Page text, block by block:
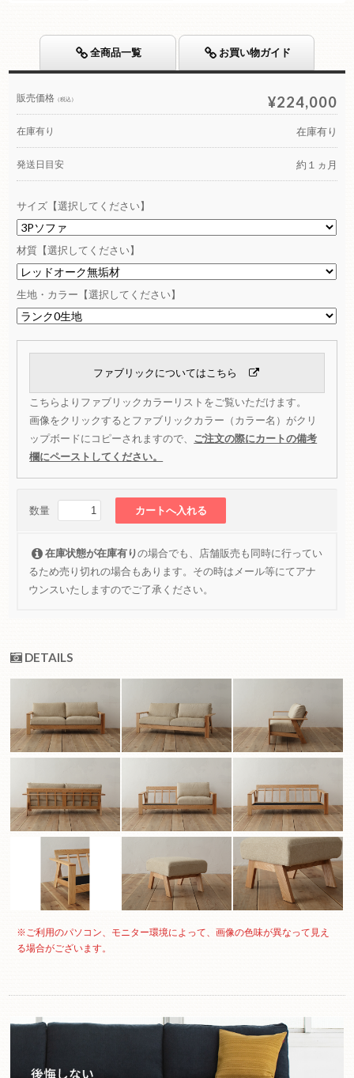
全商品一覧 お買い物ガイド
販売価格 （税込） ¥224,000
在庫有り 在庫有り
発送日目安 約１ヵ月
サイズ【選択してください】
材質【選択してください】
生地・カラー【選択してください】
ファブリックについてはこちら
こちらよりファブリックカラーリストをご覧いただけます。
画像をクリックするとファブリックカラー（カラー名）がクリ
ップボードにコピーされますので、 ご注文の際にカートの備考
欄にペーストしてください。
数量
在庫状態が在庫有りの場合でも、店舗販売も同時に行ってい
るため売り切れの場合もあります。その時はメール等にてアナ
ウンスいたしますのでご了承ください。
DETAILS
※ご利用のパソコン、モニター環境によって、画像の色味が異なって見え
る場合がございます。